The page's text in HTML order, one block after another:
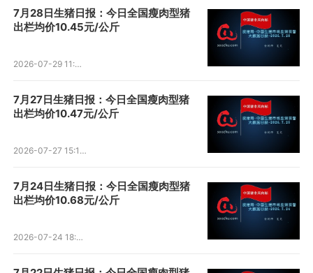
7月28日生猪日报：今日全国瘦肉型猪
出栏均价10.45元/公斤
2026-07-29 11:43:00
7月27日生猪日报：今日全国瘦肉型猪
出栏均价10.47元/公斤
2026-07-27 15:17:06
7月24日生猪日报：今日全国瘦肉型猪
出栏均价10.68元/公斤
2026-07-24 18:38:19